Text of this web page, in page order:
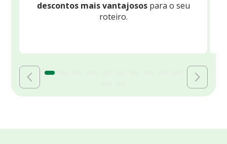
descontos mais vantajosospara o seu
roteiro.